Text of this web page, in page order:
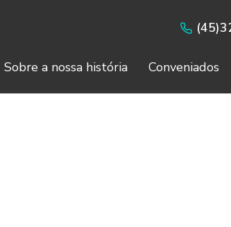
Sobre a nossa história Conveniados